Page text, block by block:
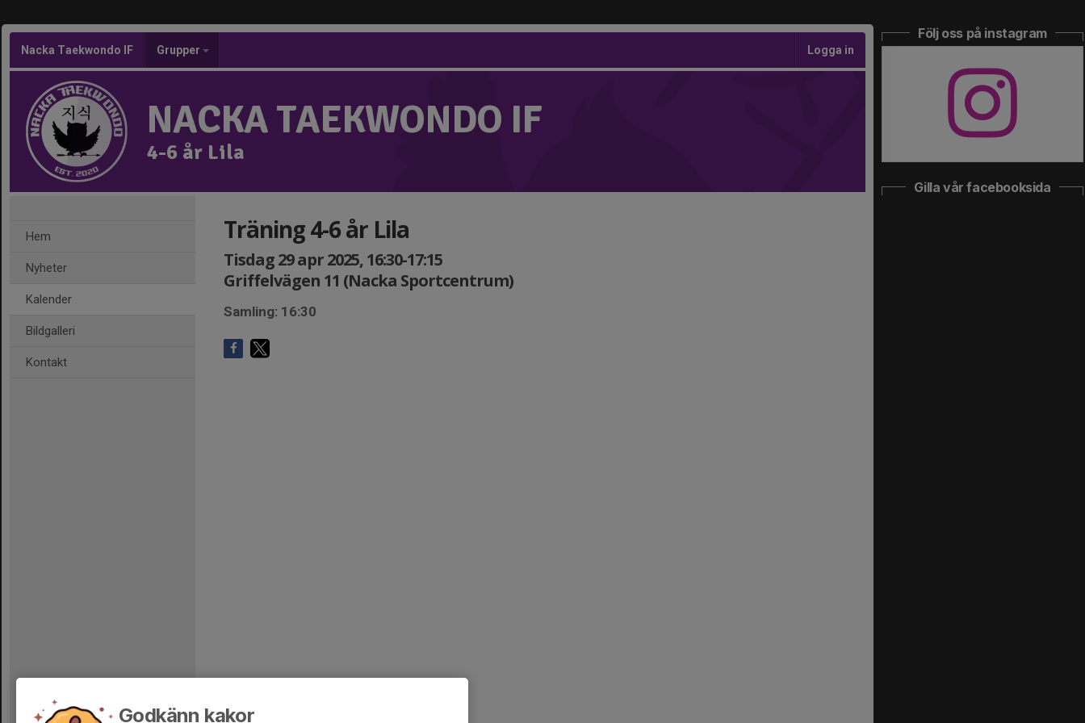
Nacka Taekwondo IF Grupper Logga in
NACKA TAEKWONDO IF
4-6 år Lila
Hem
Nyheter
Kalender
Bildgalleri
Kontakt
Träning 4-6 år Lila
Tisdag 29 apr 2025, 16:30-17:15
Griffelvägen 11 (Nacka Sportcentrum)
Samling: 16:30
Följ oss på instagram
Gilla vår facebooksida
Godkänn kakor